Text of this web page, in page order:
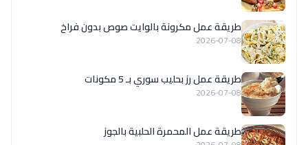
طريقة عمل مكرونة بالوايت صوص بدون فراخ
2026-07-08
طريقة عمل رز بحليب سوري بـ 5 مكونات
2026-07-08
طريقة عمل المحمرة الحلبية بالجوز